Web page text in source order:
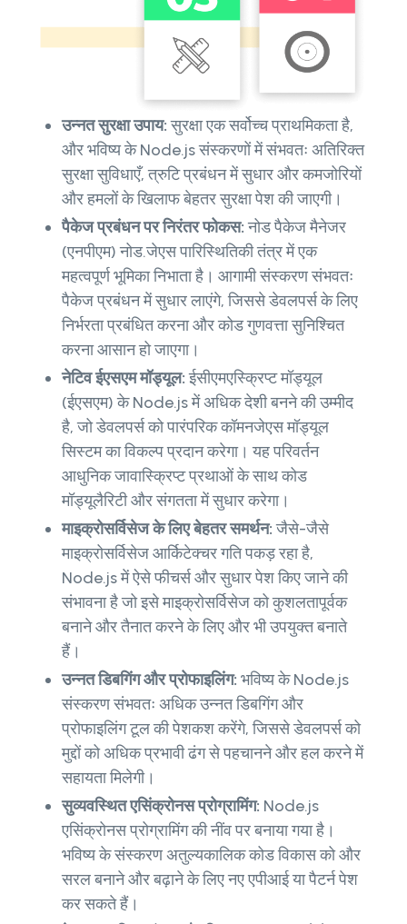
उन्नत सुरक्षा उपाय:सुरक्षा एक सर्वोच्च प्राथमिकता है,
और भविष्य के Node.js संस्करणों में संभवतः अतिरिक्त
सुरक्षा सुविधाएँ, त्रुटि प्रबंधन में सुधार और कमजोरियों
और हमलों के खिलाफ बेहतर सुरक्षा पेश की जाएगी।
पैकेज प्रबंधन पर निरंतर फोकस:नोड पैकेज मैनेजर
(एनपीएम) नोड.जेएस पारिस्थितिकी तंत्र में एक
महत्वपूर्ण भूमिका निभाता है। आगामी संस्करण संभवतः
पैकेज प्रबंधन में सुधार लाएंगे, जिससे डेवलपर्स के लिए
निर्भरता प्रबंधित करना और कोड गुणवत्ता सुनिश्चित
करना आसान हो जाएगा।
नेटिव ईएसएम मॉड्यूल:ईसीएमएस्क्रिप्ट मॉड्यूल
(ईएसएम) के Node.js में अधिक देशी बनने की उम्मीद
है, जो डेवलपर्स को पारंपरिक कॉमनजेएस मॉड्यूल
सिस्टम का विकल्प प्रदान करेगा। यह परिवर्तन
आधुनिक जावास्क्रिप्ट प्रथाओं के साथ कोड
मॉड्यूलैरिटी और संगतता में सुधार करेगा।
माइक्रोसर्विसेज के लिए बेहतर समर्थन:जैसे-जैसे
माइक्रोसर्विसेज आर्किटेक्चर गति पकड़ रहा है,
Node.js में ऐसे फीचर्स और सुधार पेश किए जाने की
संभावना है जो इसे माइक्रोसर्विसेज को कुशलतापूर्वक
बनाने और तैनात करने के लिए और भी उपयुक्त बनाते
हैं।
उन्नत डिबगिंग और प्रोफाइलिंग: भविष्य के Node.js
संस्करण संभवतः अधिक उन्नत डिबगिंग और
प्रोफाइलिंग टूल की पेशकश करेंगे, जिससे डेवलपर्स को
मुद्दों को अधिक प्रभावी ढंग से पहचानने और हल करने में
सहायता मिलेगी।
सुव्यवस्थित एसिंक्रोनस प्रोग्रामिंग: Node.js
एसिंक्रोनस प्रोग्रामिंग की नींव पर बनाया गया है।
भविष्य के संस्करण अतुल्यकालिक कोड विकास को और
सरल बनाने और बढ़ाने के लिए नए एपीआई या पैटर्न पेश
कर सकते हैं।